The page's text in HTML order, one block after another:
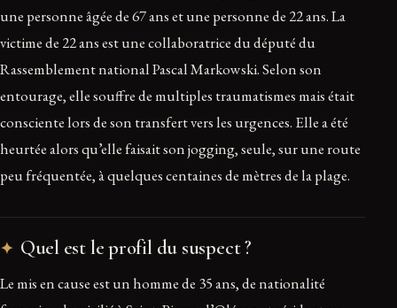
une personne âgée de 67 ans et une personne de 22 ans. La
victime de 22 ans est une collaboratrice du député du
Rassemblement national Pascal Markowski. Selon son
entourage, elle souffre de multiples traumatismes mais était
consciente lors de son transfert vers les urgences. Elle a été
heurtée alors qu’elle faisait son jogging, seule, sur une route
peu fréquentée, à quelques centaines de mètres de la plage.
Quel est le profil du suspect ?
Le mis en cause est un homme de 35 ans, de nationalité